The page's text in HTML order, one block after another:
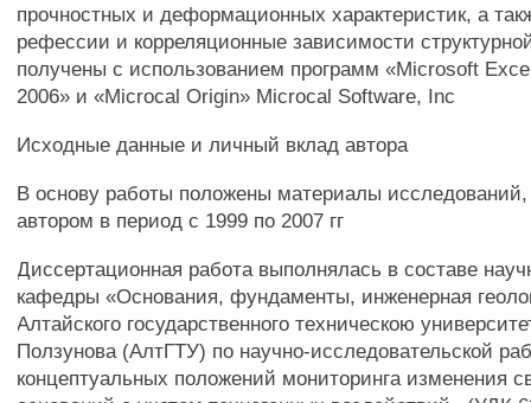
прочностных и деформационных характеристик, а
рефессии и корреляционные зависимости
получены с использованием программ «Microsoft
2006» и «Microcal Origin» Microcal Software, Inc
Исходные данные и личный вклад автора
В основу работы положены материалы
автором в период с 1999 по 2007 гг
Диссертационная работа выполнялась в составе
кафедры «Основания, фундаменты, инженерная
Алтайского государственного техническою
Ползунова (АлтГТУ) по научно-исследовательской
концептуальных положений мониторинга изменения